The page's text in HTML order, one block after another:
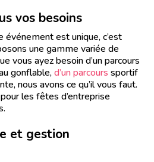
vos besoins
événement est unique, c’est
une gamme variée de
vous ayez besoin d’un parcours
gonflable,d’un parcours sportif
nous avons ce qu’il vous faut.
les fêtes d’entreprise
et gestion